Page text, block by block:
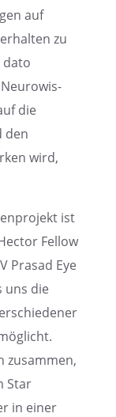
auf
zu
dato
Neuro­wis­
die
den
wird,
ist
Fellow
Prasad Eye
uns die
zusam­men,
Star
in einer